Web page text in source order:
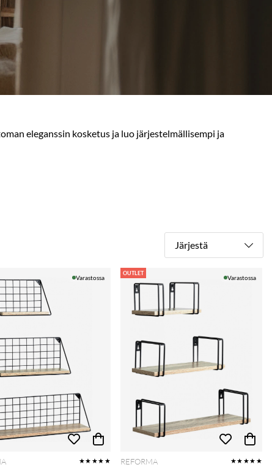
eleganssin kosketus ja luo järjestelmällisempi ja
Järjestä
Varastossa
★★★★★
OUTLET
Varastossa
REFORMA ★★★★★